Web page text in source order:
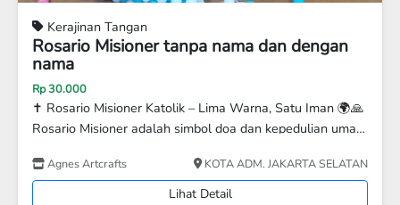
Kerajinan Tangan
Rosario Pendek tanpa nama pakai senar
Rp 10.000
Rosario cantik & berkualitas untuk menemani setiap doa
dan devosi Anda. Cocok untuk pribadi Katolik, kado
Agnes Artcrafts KOTA ADM. JAKARTA
Lihat Detail